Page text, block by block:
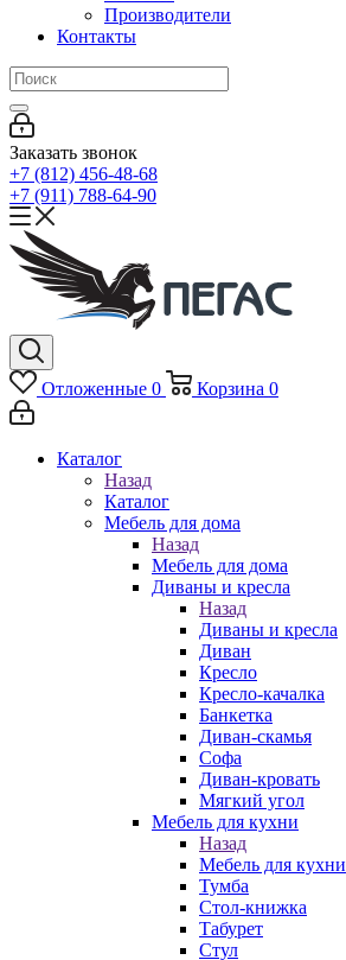
Производители
Контакты
Заказать звонок
+7 (812) 456-48-68
+7 (911) 788-64-90
Отложенные 0 Корзина 0
Каталог
Назад
Каталог
Мебель для дома
Назад
Мебель для дома
Диваны и кресла
Назад
Диваны и кресла
Диван
Кресло
Кресло-качалка
Банкетка
Диван-скамья
Софа
Диван-кровать
Мягкий угол
Мебель для кухни
Назад
Мебель для кухни
Тумба
Стол-книжка
Табурет
Стул